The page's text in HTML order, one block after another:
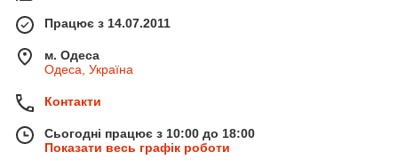
Працює з 14.07.2011
м. Одеса
Одеса, Україна
Контакти
Сьогодні працює з 10:00 до 18:00
Показати весь графік роботи